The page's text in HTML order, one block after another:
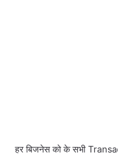
हर बिजनेस को के सभी